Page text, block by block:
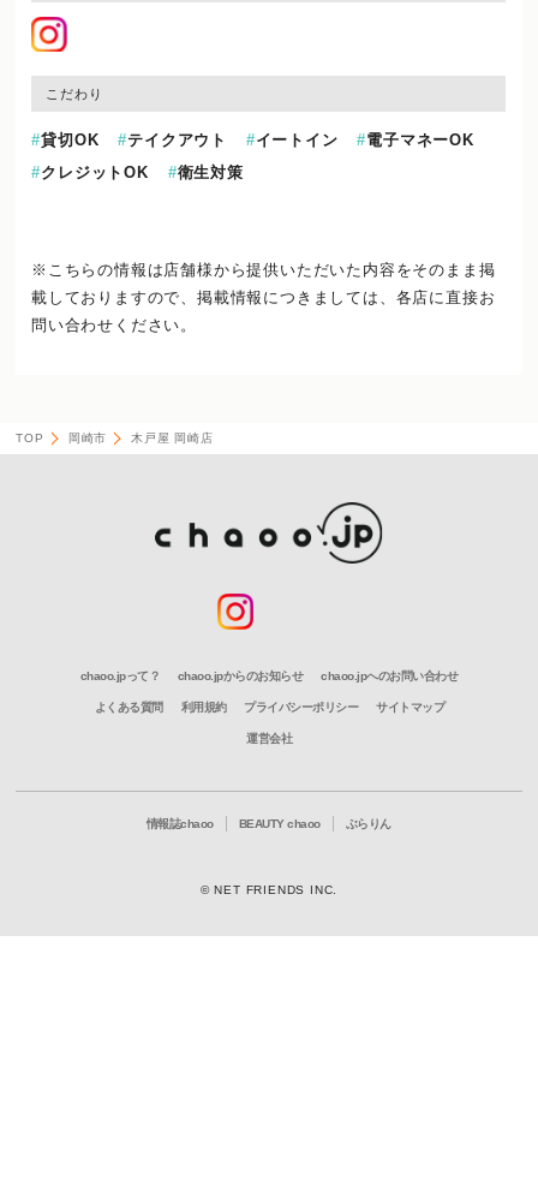
こだわり
貸切OK テイクアウト イートイン
電子マネーOK
クレジットOK
衛生対策
※こちらの情報は店舗様から提供いただいた内容をそのまま掲
載しておりますので、掲載情報につきましては、各店に直接お
問い合わせください。
TOP 岡崎市 木戸屋 岡崎店
chaoo.jpって？ chaoo.jpからのお知らせ chaoo.jpへのお問い合わせ
よくある質問 利用規約 プライバシーポリシー サイトマップ
運営会社
情報誌chaoo BEAUTY chaoo ぶらりん
© NET FRIENDS INC.